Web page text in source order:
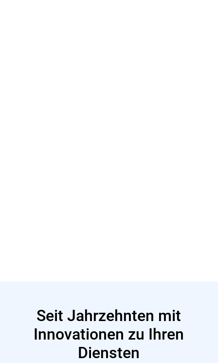
Seit Jahrzehnten mit
Innovationen zu Ihren
Diensten